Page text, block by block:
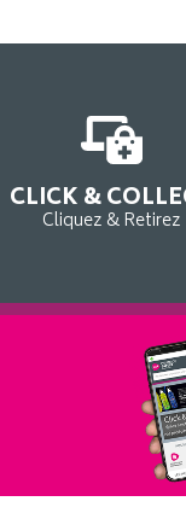
CLICK &
Cliquez & Retirez